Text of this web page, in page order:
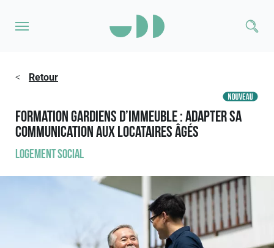
< Retour
Formation Gardiens d’immeuble : adapter sa
communication aux locataires âgés
Logement social